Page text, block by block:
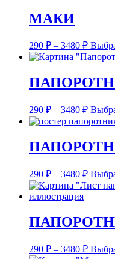
МАКИ
290 ₽ – 3480 ₽
290 ₽ – 3480 ₽
290 ₽ – 3480 ₽
290 ₽ – 3480 ₽